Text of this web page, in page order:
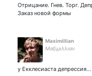
#ТвитерскиеКони Я
ВКонтакте:
Отрицание. Гнев. Торг.
Заказ новой формы
Maximillian
Μαξιμιλλιαν
у Екклесиаста депрессия…